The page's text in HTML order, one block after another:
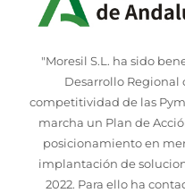
"Moresil S.L. ha sido
Desarrollo Regional
competitividad de las
marcha un Plan de
posicionamiento en
implantación de
2022. Para ello ha